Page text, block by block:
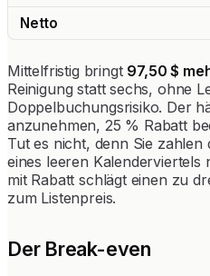
Netto
Mittelfristig bringt 97,50 $
Reinigung statt sechs, ohne
Doppelbuchungsrisiko. Der
anzunehmen, 25 % Rabatt
Tut es nicht, denn Sie zahlen
eines leeren
mit Rabatt schlägt einen zu
zum Listenpreis.
Der Break-even